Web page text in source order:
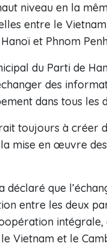
niveau en la
entre le
et Phnom
du Parti de
des
dans tous les
toujours à créer
mise en œuvre
déclaré que
entre les deux
Vietnam et le